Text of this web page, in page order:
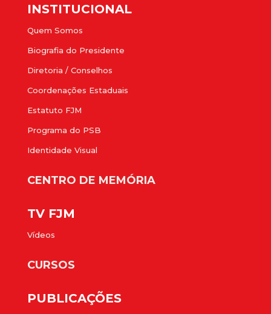
INSTITUCIONAL
Quem Somos
Biografia do Presidente
Diretoria / Conselhos
Coordenações Estaduais
Estatuto FJM
Programa do PSB
Identidade Visual
CENTRO DE MEMÓRIA
TV FJM
Vídeos
CURSOS
PUBLICAÇÕES